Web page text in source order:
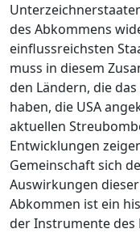
des Abkommens
einflussreichsten
muss in diesem
den Ländern, die
haben, die USA
aktuellen
Entwicklungen
Gemeinschaft sich
Auswirkungen
Abkommen ist ein
der Instrumente des